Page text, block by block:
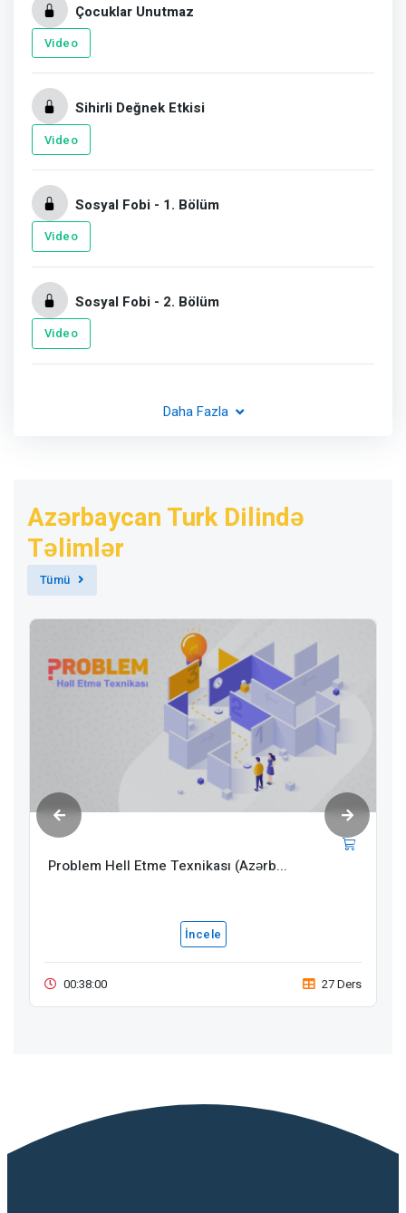
Çocuklar Unutmaz
Video
Sihirli Değnek Etkisi
Video
Sosyal Fobi - 1. Bölüm
Video
Sosyal Fobi - 2. Bölüm
Video
Daha Fazla
Azərbaycan Turk Dilində
Təlimlər
Tümü
Problem Hell Etme Texnikası (Azərb...
İncele
00:38:00 27 Ders